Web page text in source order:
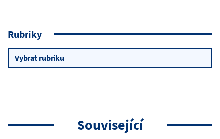
Rubriky
Rubriky
Související